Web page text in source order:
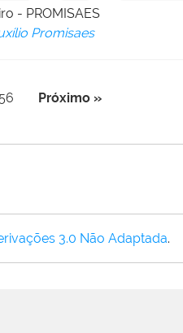
- PROMISAES
Promisaes
Próximo »
3.0 Não Adaptada.